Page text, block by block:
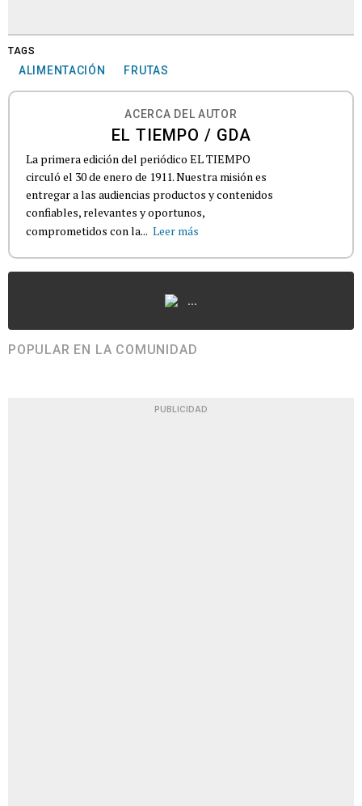
TAGS
ALIMENTACIÓN FRUTAS
ACERCA DEL AUTOR
EL TIEMPO / GDA
La primera edición del periódico EL TIEMPO
circuló el 30 de enero de 1911. Nuestra misión es
entregar a las audiencias productos y contenidos
confiables, relevantes y oportunos,
comprometidos con la... Leer más
...
POPULAR EN LA COMUNIDAD
PUBLICIDAD